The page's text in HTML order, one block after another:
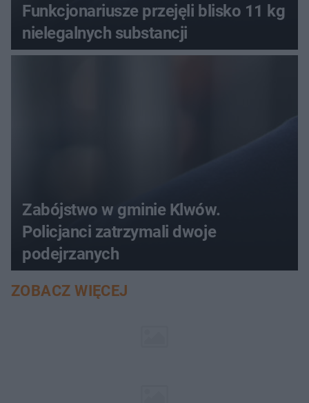
Funkcjonariusze przejęli blisko 11 kg
nielegalnych substancji
Zabójstwo w gminie Klwów.
Policjanci zatrzymali dwoje
podejrzanych
ZOBACZ WIĘCEJ